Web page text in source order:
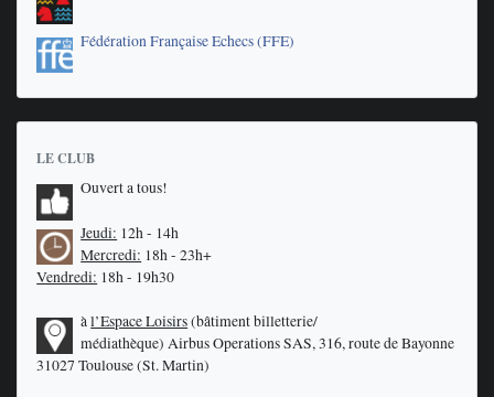
Fédération Française Echecs (FFE)
LE CLUB
Ouvert a tous!
Jeudi: 12h - 14h
Mercredi: 18h - 23h+
Vendredi: 18h - 19h30
àl’Espace Loisirs(bâtiment billetterie/
médiathèque)Airbus Operations SAS, 316, route de Bayonne
31027 Toulouse (St. Martin)